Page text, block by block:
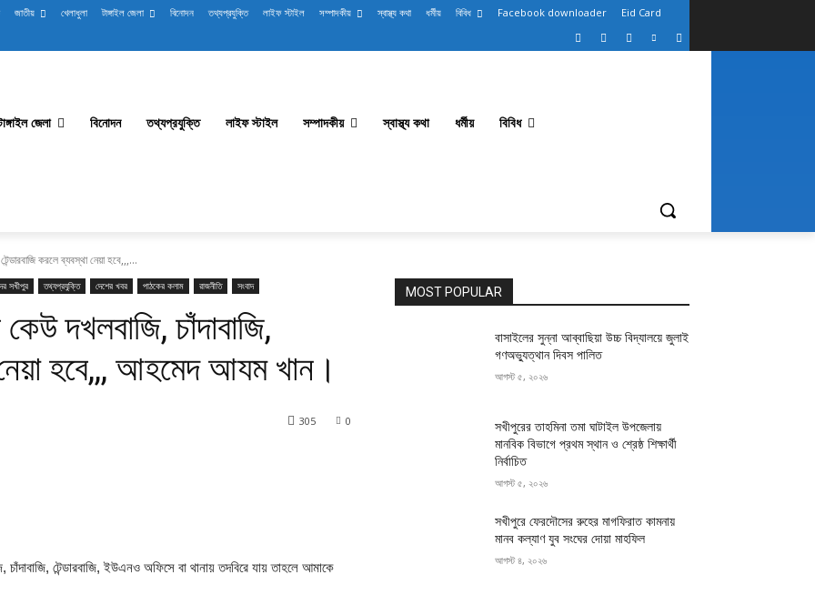
জাতীয় খেলাধুলা টাঙ্গাইল জেলা বিনোদন তথ্যপ্রযুক্তি লাইফ স্টাইল সম্পাদকীয় স্বাস্থ্য কথা ধর্মীয় বিবিধ Facebook downloader Eid Card
জেলা বিনোদন তথ্যপ্রযুক্তি লাইফ স্টাইল সম্পাদকীয় স্বাস্থ্য কথা ধর্মীয় বিবিধ
করলে ব্যবস্থা নেয়া হবে,,,...
সখীপুর তথ্যপ্রযুক্তি দেশের খবর পাঠকের কলাম রাজনীতি সংবাদ
দখলবাজি, চাঁদাবাজি,
নেয়া হবে,,, আহমেদ আযম খান।
0
305
টেন্ডারবাজি, ইউএনও অফিসে বা থানায় তদবিরে যায় তাহলে আমাকে
MOST POPULAR
বাসাইলের সুন্না আব্বাছিয়া উচ্চ বিদ্যালয়ে জুলাই
গণঅভ্যুত্থান দিবস পালিত
আগস্ট ৫, ২০২৬
সখীপুরের তাহমিনা তমা ঘাটাইল উপজেলায়
মানবিক বিভাগে প্রথম স্থান ও শ্রেষ্ঠ শিক্ষার্থী
নির্বাচিত
আগস্ট ৫, ২০২৬
সখীপুরে ফেরদৌসের রুহের মাগফিরাত কামনায়
মানব কল্যাণ যুব সংঘের দোয়া মাহফিল
আগস্ট ৪, ২০২৬